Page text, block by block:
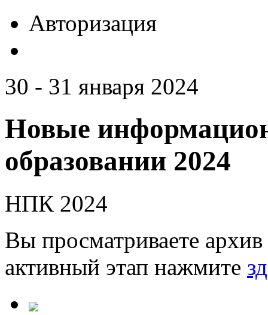
Авторизация
30 - 31 января 2024
Новые
образовании 2024
НПК 2024
Вы просматриваете
активный этап нажмите